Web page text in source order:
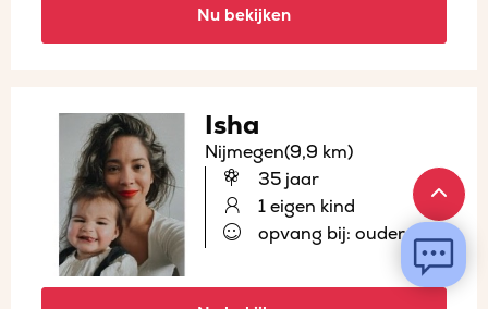
Nu bekijken
Isha
Nijmegen(9,9 km)
35 jaar
1 eigen kind
opvang bij: ouder